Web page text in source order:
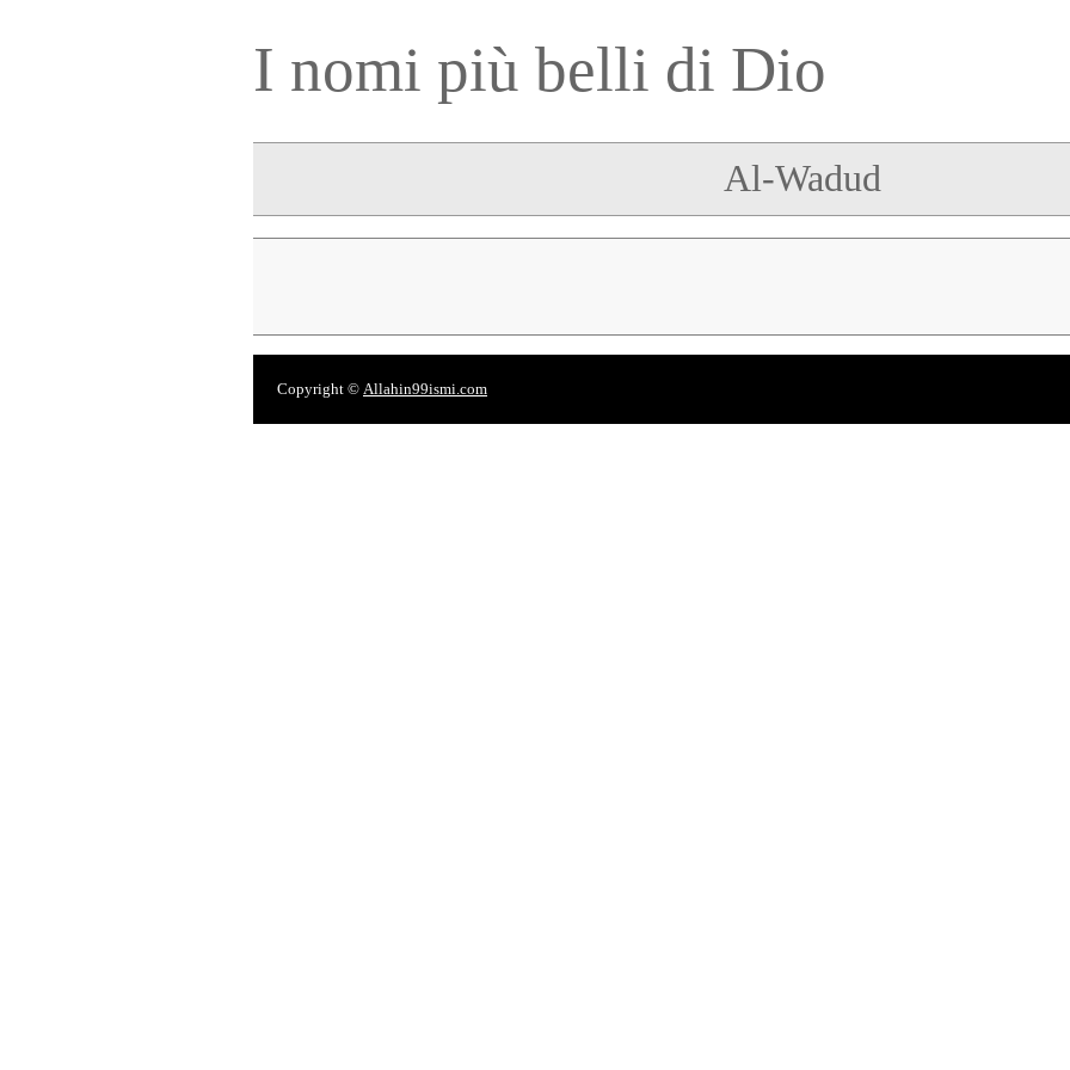
I nomi più belli di Dio
Al-Wadud
Copyright © Allahin99ismi.com